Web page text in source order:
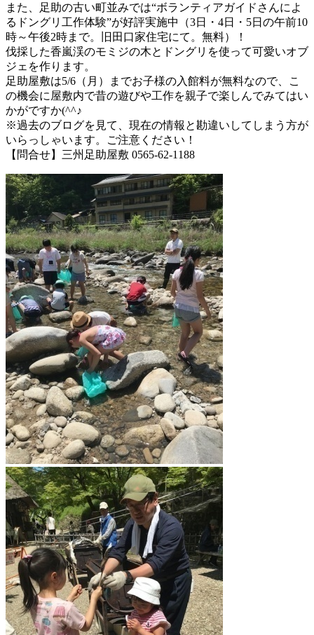
また、足助の古い町並みでは“ボランティアガイドさんによ
るドングリ工作体験”が好評実施中（3日・4日・5日の午前10
時～午後2時まで。旧田口家住宅にて。無料）！
伐採した香嵐渓のモミジの木とドングリを使って可愛いオブ
ジェを作ります。
足助屋敷は5/6（月）までお子様の入館料が無料なので、こ
の機会に屋敷内で昔の遊びや工作を親子で楽しんでみてはい
かがですか(^^♪
※過去のブログを見て、現在の情報と勘違いしてしまう方が
いらっしゃいます。ご注意ください！
【問合せ】三州足助屋敷 0565-62-1188